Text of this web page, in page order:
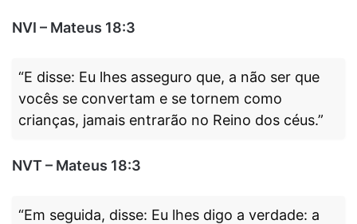
NVI – Mateus 18:3
“E disse: Eu lhes asseguro que, a não ser que
vocês se convertam e se tornem como
crianças, jamais entrarão no Reino dos céus.”
NVT – Mateus 18:3
“Em seguida, disse: Eu lhes digo a verdade: a